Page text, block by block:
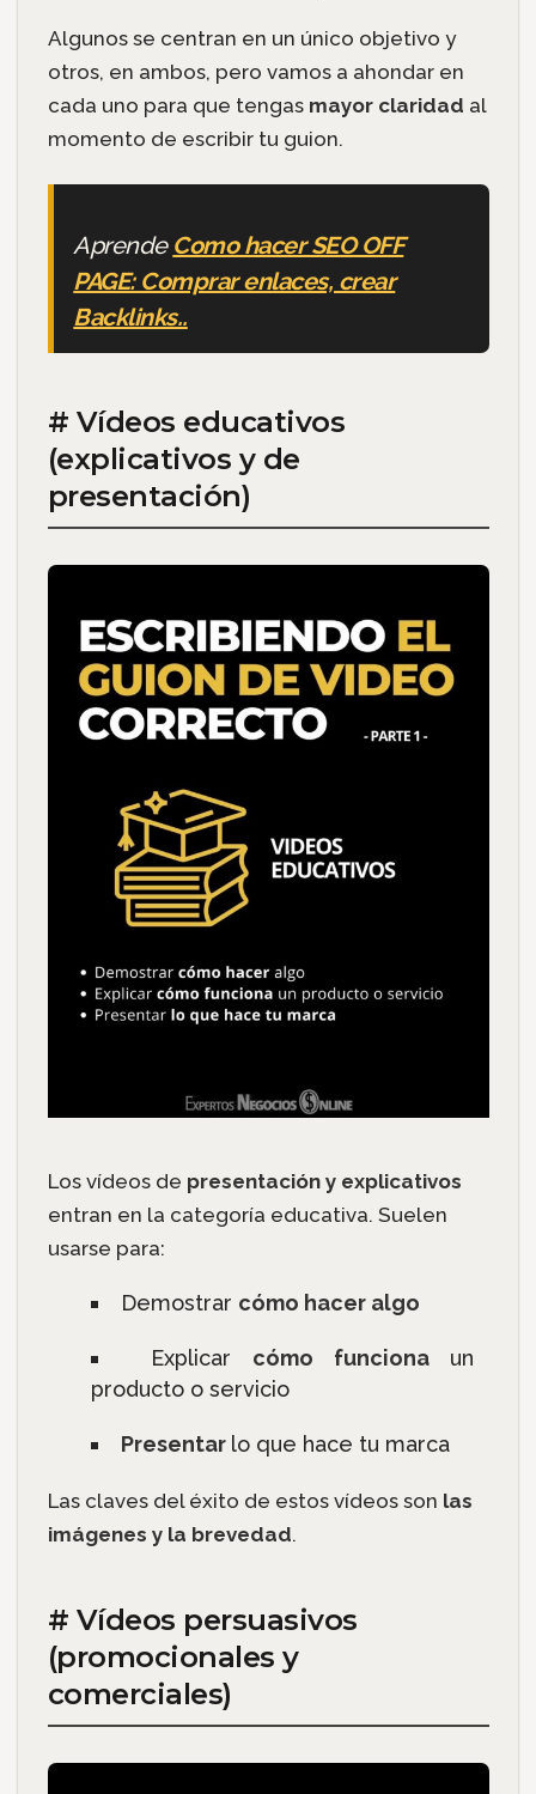
Algunos se centran en un único objetivo y
otros, en ambos, pero vamos a ahondar en
cada uno para que tengas mayor claridad al
momento de escribir tu guion.
Aprende Como hacer SEO OFF
PAGE: Comprar enlaces, crear
Backlinks..
# Vídeos educativos
(explicativos y de
presentación)
Los vídeos de presentación y explicativos
entran en la categoría educativa. Suelen
usarse para:
Demostrar cómo hacer algo
Explicar cómo funciona un
producto o servicio
Presentar lo que hace tu marca
Las claves del éxito de estos vídeos son las
imágenes y la brevedad.
# Vídeos persuasivos
(promocionales y
comerciales)